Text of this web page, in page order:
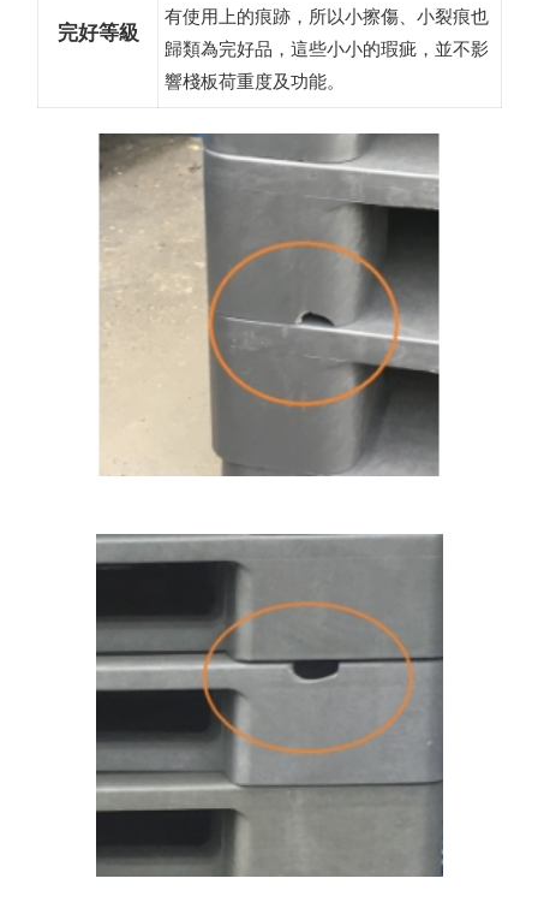
完好等級
有使用上的痕跡，所以小擦傷、小裂痕也
歸類為完好品，這些小小的瑕疵，並不影
響棧板荷重度及功能。